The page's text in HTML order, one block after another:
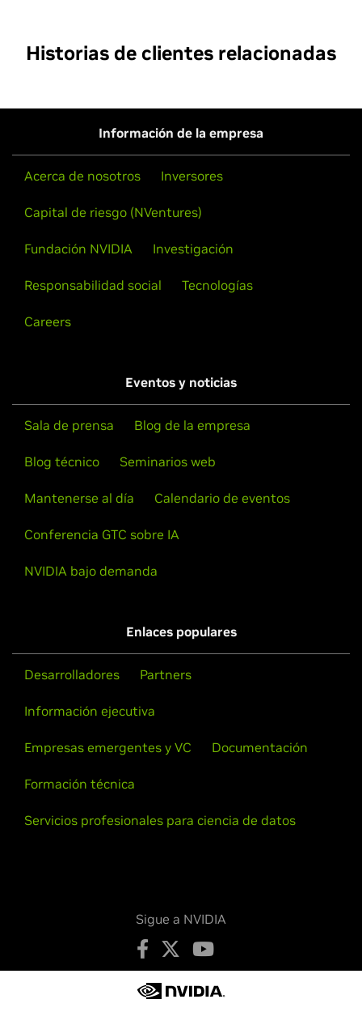
Historias de clientes relacionadas
Información de la empresa
Acerca de nosotros Inversores
Capital de riesgo (NVentures)
Fundación NVIDIA Investigación
Responsabilidad social Tecnologías
Careers
Eventos y noticias
Sala de prensa Blog de la empresa
Blog técnico Seminarios web
Mantenerse al día Calendario de eventos
Conferencia GTC sobre IA
NVIDIA bajo demanda
Enlaces populares
Desarrolladores Partners
Información ejecutiva
Empresas emergentes y VC Documentación
Formación técnica
Servicios profesionales para ciencia de datos
Sigue a NVIDIA